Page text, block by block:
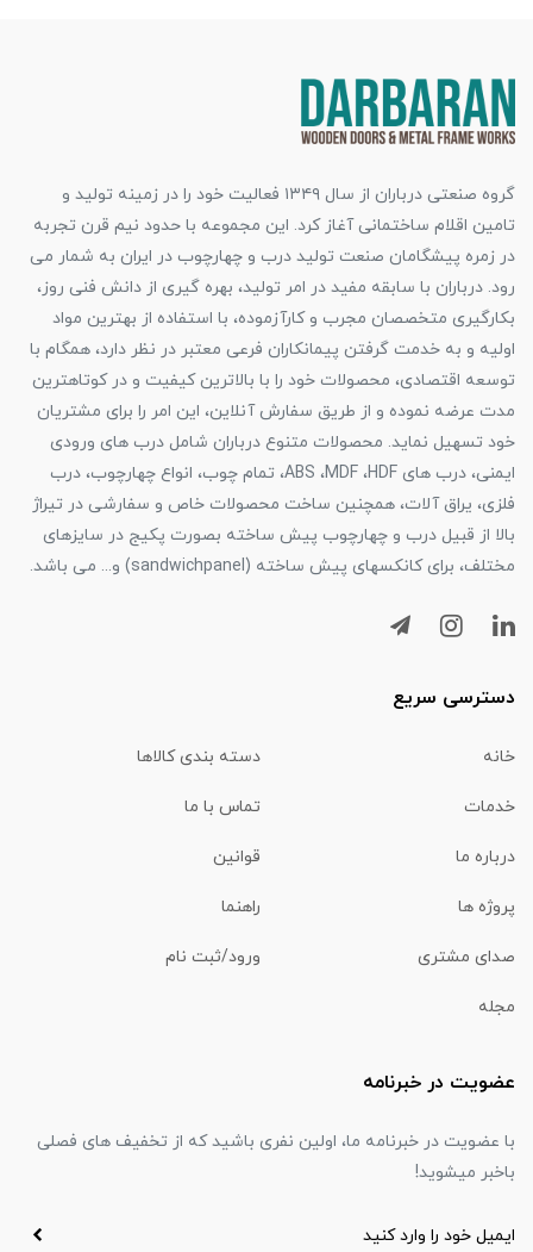
گروه صنعتی درباران از سال ۱۳۴۹ فعالیت خود را در زمینه تولید و
تامین اقلام ساختمانی آغاز کرد. این مجموعه با حدود نیم قرن تجربه
در زمره پیشگامان صنعت تولید درب و چهارچوب در ایران به شمار می
رود. درباران با سابقه مفید در امر تولید، بهره گیری از دانش فنی روز،
بکارگیری متخصصان مجرب و کارآزموده، با استفاده از بهترین مواد
اولیه و به خدمت گرفتن پیمانکاران فرعی معتبر در نظر دارد، همگام با
توسعه اقتصادی، محصولات خود را با بالاترین کیفیت و در کوتاهترین
مدت عرضه نموده و از طریق سفارش آنلاین، این امر را برای مشتریان
خود تسهیل نماید. محصولات متنوع درباران شامل درب های ورودی
ایمنی، درب های ABS ،MDF ،HDF، تمام چوب، انواع چهارچوب، درب
فلزی، یراق آلات، همچنین ساخت محصولات خاص و سفارشی در تیراژ
بالا از قبیل درب و چهارچوب پیش ساخته بصورت پکیج در سایزهای
مختلف، برای کانکسهای پیش ساخته (sandwichpanel) و... می باشد.
دسترسی سریع
خانه دسته بندی کالاها
خدمات تماس با ما
درباره ما قوانین
پروژه ها راهنما
صدای مشتری ورود/ثبت نام
مجله
عضویت در خبرنامه
با عضویت در خبرنامه ما، اولین نفری باشید که از تخفیف های فصلی
باخبر میشوید!